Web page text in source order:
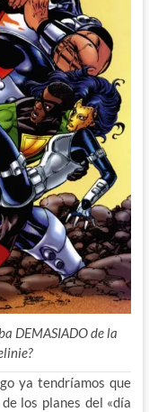
DEMASIADO de la
ya tendríamos que
los planes del «día